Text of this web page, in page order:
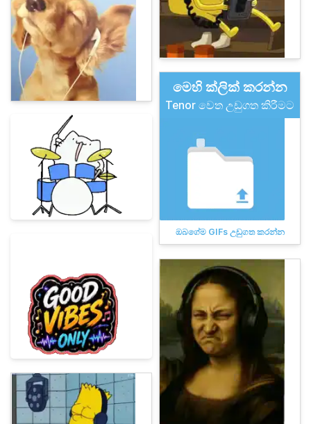
මෙහි ක්ලික් කරන්න
Tenor වෙත උඩුගත කිරීමට
ඔබගේම GIFs උඩුගත කරන්න